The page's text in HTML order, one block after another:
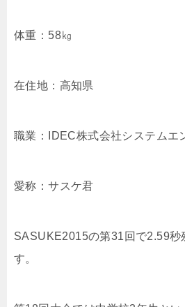
体重：58㎏
在住地：高知県
職業：IDEC株式会社システムエ
愛称：サスケ君
SASUKE2015の第31回で2.59秒
す。